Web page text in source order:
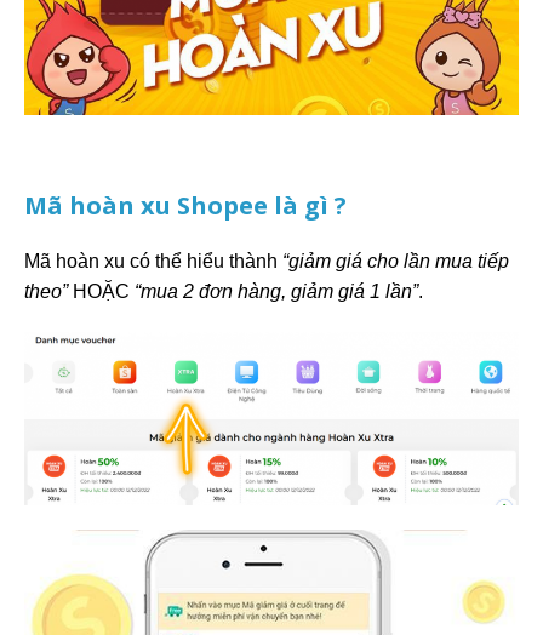
Mã hoàn xu Shopee là gì ?
Mã hoàn xu có thể hiểu thành “giảm giá cho lần mua tiếp
theo”HOẶC “mua 2 đơn hàng, giảm giá 1 lần”.